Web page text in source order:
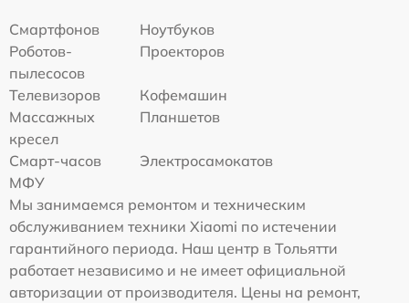
Смартфонов
Ноутбуков
Роботов-
пылесосов
Проекторов
Телевизоров
Кофемашин
Массажных
кресел
Планшетов
Смарт-часов
Электросамокатов
МФУ
Мы занимаемся ремонтом и техническим
обслуживанием техники Xiaomi по истечении
гарантийного периода. Наш центр в Тольятти
работает независимо и не имеет официальной
авторизации от производителя. Цены на ремонт,